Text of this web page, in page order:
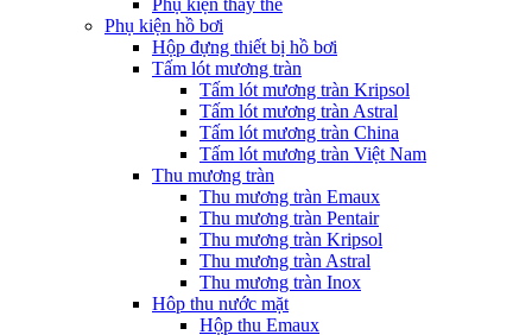
Phụ kiện thay thế
Phụ kiện hồ bơi
Hộp đựng thiết bị hồ bơi
Tấm lót mương tràn
Tấm lót mương tràn Kripsol
Tấm lót mương tràn Astral
Tấm lót mương tràn China
Tấm lót mương tràn Việt Nam
Thu mương tràn
Thu mương tràn Emaux
Thu mương tràn Pentair
Thu mương tràn Kripsol
Thu mương tràn Astral
Thu mương tràn Inox
Hôp thu nước mặt
Hộp thu Emaux